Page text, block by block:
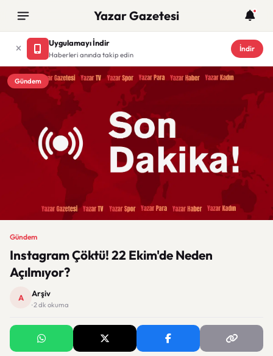
Yazar Gazetesi
Uygulamayı İndir
Haberleri anında takip edin
İndir
Gündem
Gündem
Instagram Çöktü! 22 Ekim'de Neden
Açılmıyor?
A Arşiv
· 2 dk okuma